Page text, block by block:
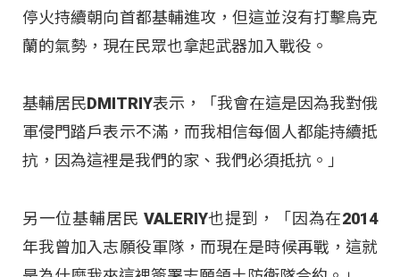
停火持續朝向首都基輔進攻，但這並沒有打擊烏克
蘭的氣勢，現在民眾也拿起武器加入戰役。
基輔居民DMITRIY表示，「我會在這是因為我對俄
軍侵門踏戶表示不滿，而我相信每個人都能持續抵
抗，因為這裡是我們的家、我們必須抵抗。」
另一位基輔居民 VALERIY也提到，「因為在2014
年我曾加入志願役軍隊，而現在是時候再戰，這就